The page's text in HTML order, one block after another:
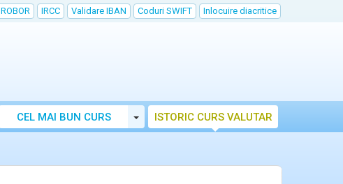
ROBOR IRCC Validare IBAN Coduri SWIFT Inlocuire diacritice
CEL MAI BUN CURS Toggle Dropdown
ISTORIC CURS VALUTAR